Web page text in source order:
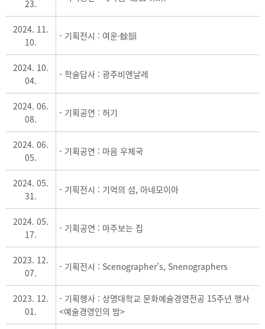
23.
2024. 11.
10.
- 기획전시 : 여운·餘韻
2024. 10.
04.
- 학술답사 : 광주비엔날레
2024. 06.
08.
- 기획공연 : 허기
2024. 06.
05.
- 기획공연 : 마음 우체국
2024. 05.
31.
- 기획전시 : 기억의 섬, 아네모이아
2024. 05.
17.
- 기획공연 : 마주보는 집
2023. 12.
07.
- 기획전시 : Scenographer’s, Snenographers
2023. 12.
01.
- 기획행사 : 상명대학교 문화예술경영전공 15주년 행사
<예술경영인의 밤>